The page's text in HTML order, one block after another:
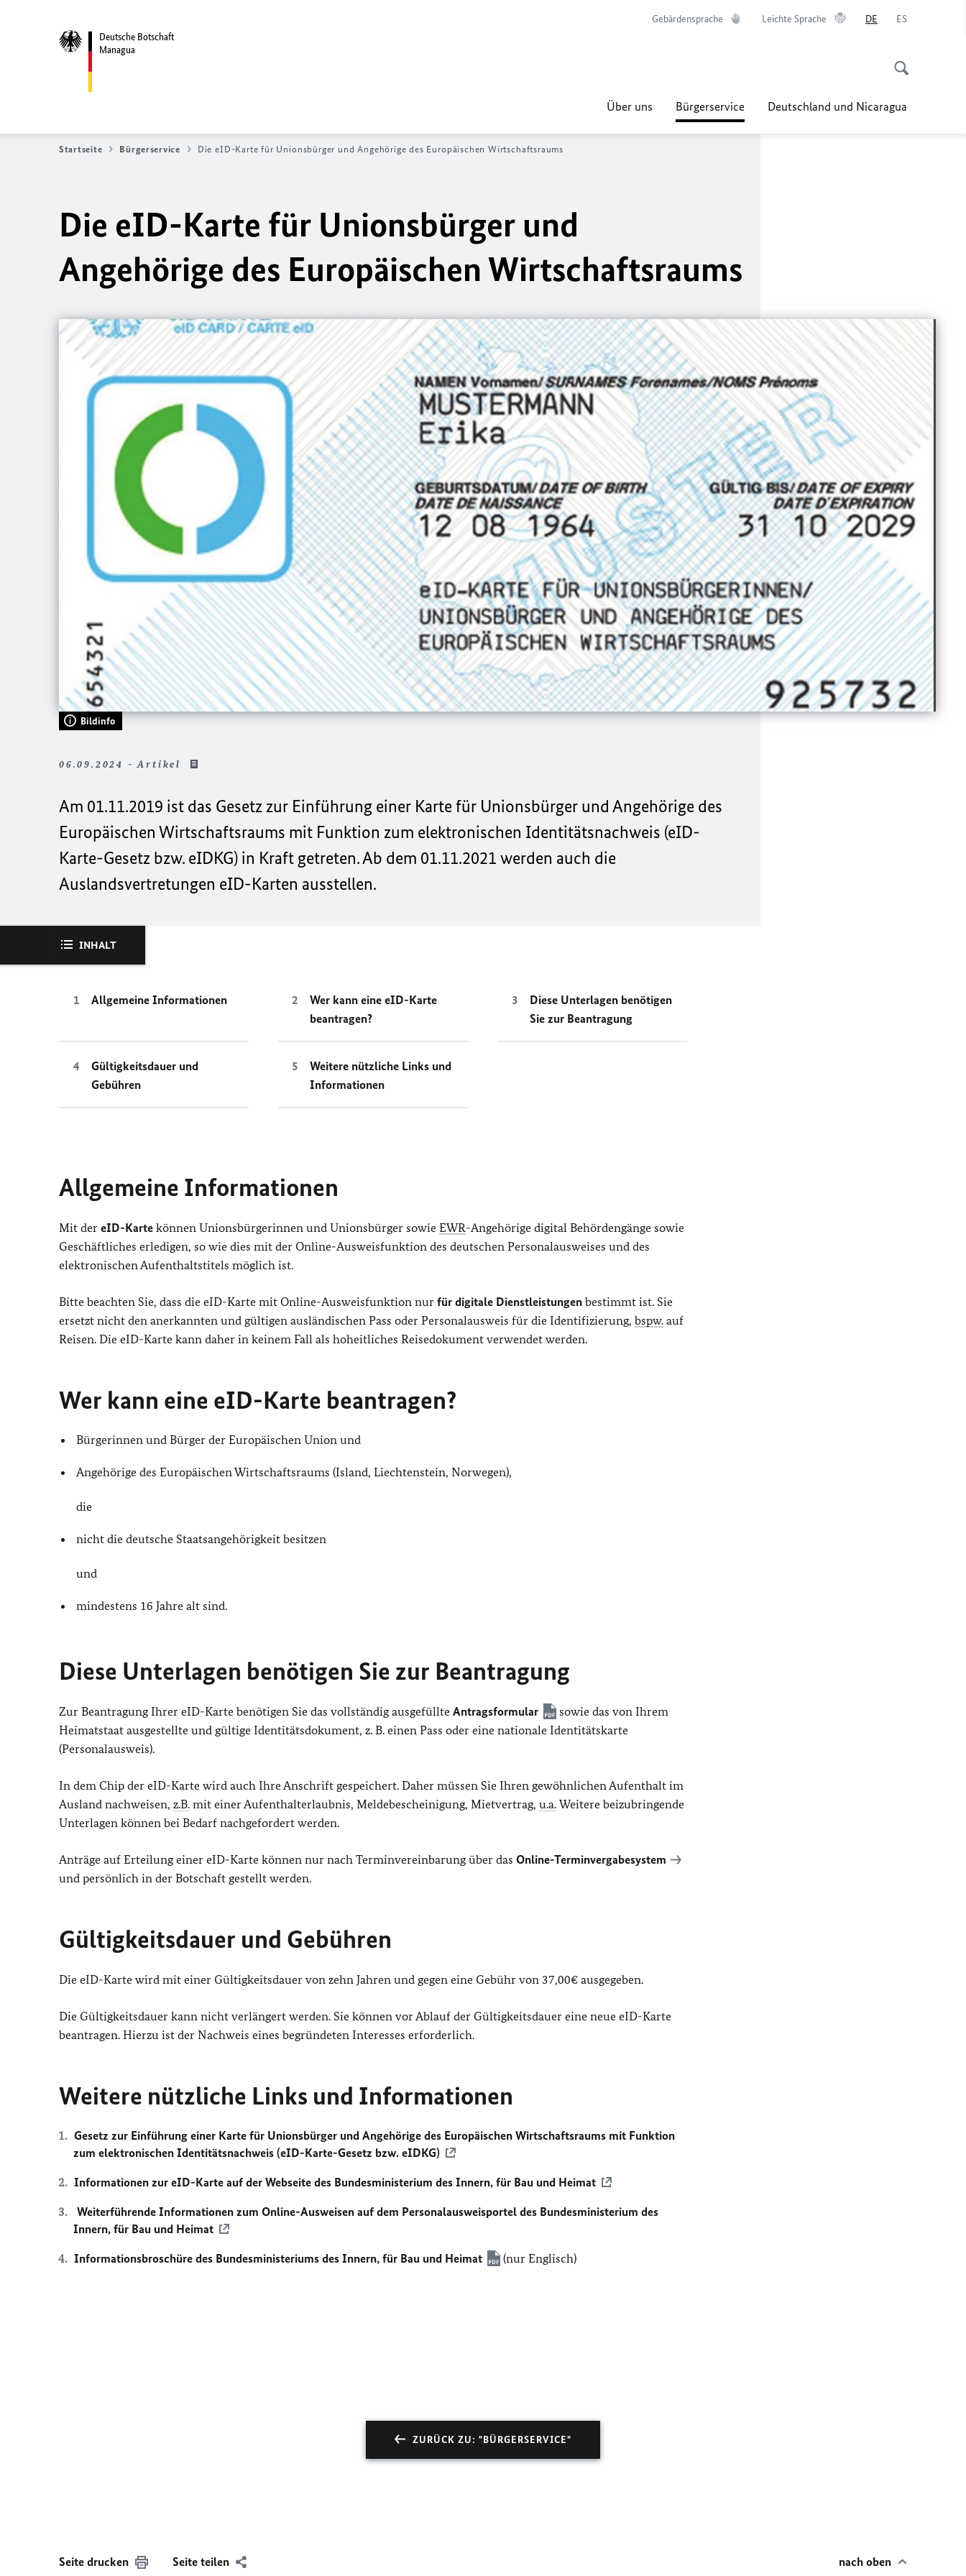
Deutsche Botschaft
Managua
Gebärdensprache Leichte Sprache DE ES
Über uns Bürgerservice Deutschland und Nicaragua
Startseite Bürgerservice Die eID-Karte für Unionsbürger und Angehörige des Europäischen Wirtschaftsraums
Die eID-Karte für Unionsbürger und
Angehörige des Europäischen Wirtschaftsraums
Bildinfo
06.09.2024 - Artikel
Am 01.11.2019 ist das Gesetz zur Einführung einer Karte für Unionsbürger und Angehörige des
Europäischen Wirtschaftsraums mit Funktion zum elektronischen Identitätsnachweis (eID-
Karte-Gesetz bzw. eIDKG) in Kraft getreten. Ab dem 01.11.2021 werden auch die
Auslandsvertretungen eID-Karten ausstellen.
INHALT
Allgemeine Informationen
Wer kann eine eID-Karte
beantragen?
Diese Unterlagen benötigen
Sie zur Beantragung
Gültigkeitsdauer und
Gebühren
Weitere nützliche Links und
Informationen
Allgemeine Informationen
Mit der eID-Karte können Unionsbürgerinnen und Unionsbürger sowie EWR-Angehörige digital Behördengänge sowie
Geschäftliches erledigen, so wie dies mit der Online-Ausweisfunktion des deutschen Personalausweises und des
elektronischen Aufenthaltstitels möglich ist.
Bitte beachten Sie, dass die eID-Karte mit Online-Ausweisfunktion nur für digitale Dienstleistungen bestimmt ist. Sie
ersetzt nicht den anerkannten und gültigen ausländischen Pass oder Personalausweis für die Identifizierung, bspw. auf
Reisen. Die eID-Karte kann daher in keinem Fall als hoheitliches Reisedokument verwendet werden.
Wer kann eine eID-Karte beantragen?
Bürgerinnen und Bürger der Europäischen Union und
Angehörige des Europäischen Wirtschaftsraums (Island, Liechtenstein, Norwegen),
die
nicht die deutsche Staatsangehörigkeit besitzen
und
mindestens 16 Jahre alt sind.
Diese Unterlagen benötigen Sie zur Beantragung
Zur Beantragung Ihrer eID-Karte benötigen Sie das vollständig ausgefüllte Antragsformular
sowie das von Ihrem
Heimatstaat ausgestellte und gültige Identitätsdokument, z. B. einen Pass oder eine nationale Identitätskarte
(Personalausweis).
In dem Chip der eID-Karte wird auch Ihre Anschrift gespeichert. Daher müssen Sie Ihren gewöhnlichen Aufenthalt im
Ausland nachweisen, z.B. mit einer Aufenthalterlaubnis, Meldebescheinigung, Mietvertrag, u.a. Weitere beizubringende
Unterlagen können bei Bedarf nachgefordert werden.
Anträge auf Erteilung einer eID-Karte können nur nach Terminvereinbarung über das Online-Terminvergabesystem
und persönlich in der Botschaft gestellt werden.
Gültigkeitsdauer und Gebühren
Die eID-Karte wird mit einer Gültigkeitsdauer von zehn Jahren und gegen eine Gebühr von 37,00€ ausgegeben.
Die Gültigkeitsdauer kann nicht verlängert werden. Sie können vor Ablauf der Gültigkeitsdauer eine neue eID-Karte
beantragen. Hierzu ist der Nachweis eines begründeten Interesses erforderlich.
Weitere nützliche Links und Informationen
Gesetz zur Einführung einer Karte für Unionsbürger und Angehörige des Europäischen Wirtschaftsraums mit Funktion
zum elektronischen Identitätsnachweis (eID-Karte-Gesetz bzw. eIDKG)
Informationen zur eID-Karte auf der Webseite des Bundesministerium des Innern, für Bau und Heimat
Weiterführende Informationen zum Online-Ausweisen auf dem Personalausweisportel des Bundesministerium des
Innern, für Bau und Heimat
Informationsbroschüre des Bundesministeriums des Innern, für Bau und Heimat (nur Englisch)
ZURÜCK ZU: "BÜRGERSERVICE"
Seite drucken Seite teilen nach oben